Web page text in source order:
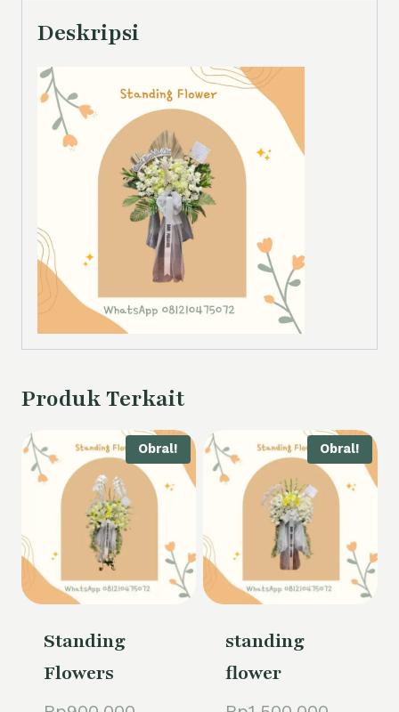
Deskripsi
Produk Terkait
Obral!
Standing
Flowers
Obral!
standing
flower